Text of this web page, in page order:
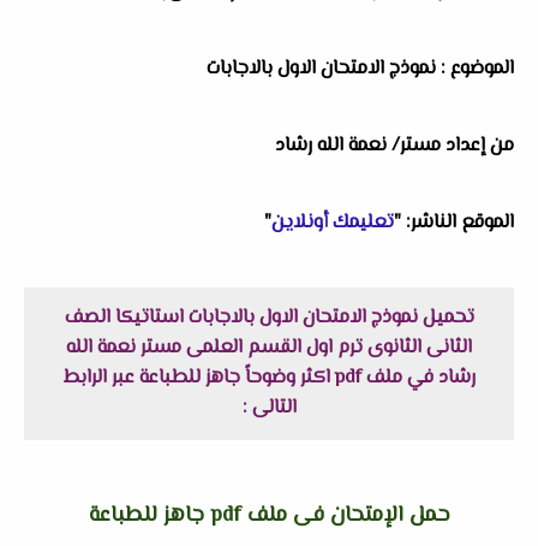
الموضوع : نموذج الامتحان الاول بالاجابات
من إعداد مستر/ نعمة الله رشاد
الموقع الناشر: "تعليمك أونلاين"
تحميل نموذج الامتحان الاول بالاجابات استاتيكا الصف
الثانى الثانوى ترم اول القسم العلمى مستر نعمة الله
رشاد في ملف pdf اكثر وضوحاً جاهز للطباعة عبر الرابط
التالى :
حمل الإمتحان فى ملف pdf جاهز للطباعة